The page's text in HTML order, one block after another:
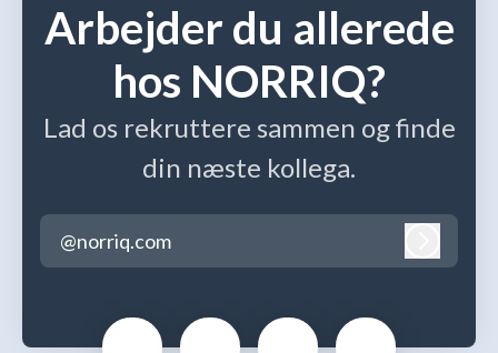
Arbejder du allerede
hos NORRIQ?
Lad os rekruttere sammen og finde
din næste kollega.
@norriq.com